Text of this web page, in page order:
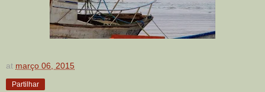
at março 06, 2015
Partilhar